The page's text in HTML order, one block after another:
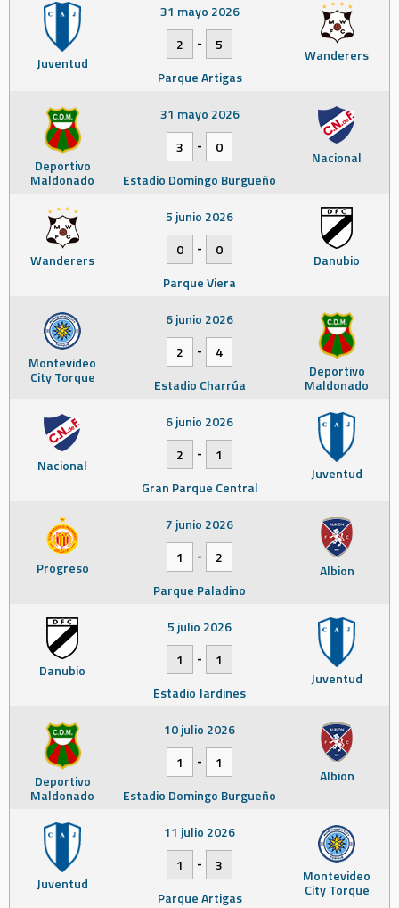
Juventud Wanderers
31 mayo 2026
2
-
5
Parque Artigas
Deportivo
Maldonado
Nacional
31 mayo 2026
3
-
0
Estadio Domingo Burgueño
Wanderers Danubio
5 junio 2026
0
-
0
Parque Viera
Montevideo
City Torque Deportivo
Maldonado
6 junio 2026
2
-
4
Estadio Charrúa
Nacional Juventud
6 junio 2026
2
-
1
Gran Parque Central
Progreso Albion
7 junio 2026
1
-
2
Parque Paladino
Danubio Juventud
5 julio 2026
1
-
1
Estadio Jardines
Deportivo
Maldonado
Albion
10 julio 2026
1
-
1
Estadio Domingo Burgueño
Juventud Montevideo
City Torque
11 julio 2026
1
-
3
Parque Artigas